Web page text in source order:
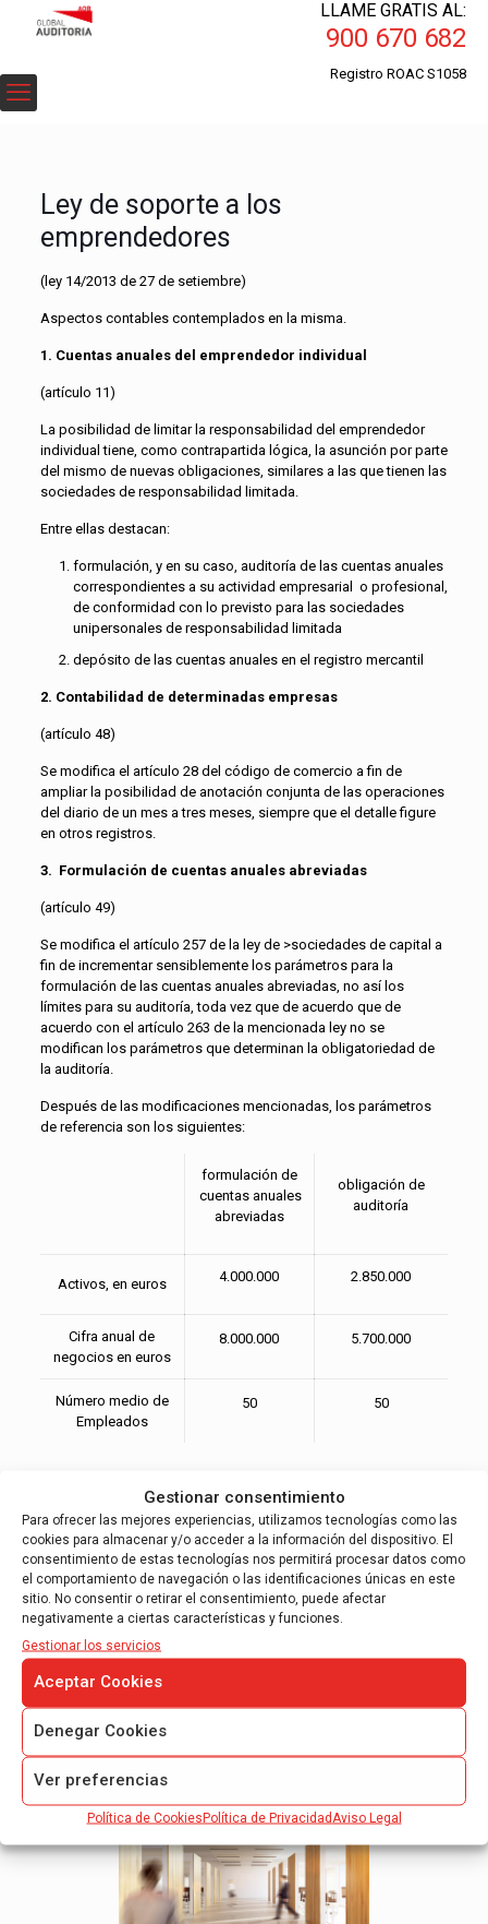
Gestionar consentimiento
Para ofrecer las mejores experiencias, utilizamos tecnologías como las
cookies para almacenar y/o acceder a la información del dispositivo. El
consentimiento de estas tecnologías nos permitirá procesar datos como
el comportamiento de navegación o las identificaciones únicas en este
sitio. No consentir o retirar el consentimiento, puede afectar
negativamente a ciertas características y funciones.
Gestionar los servicios
Aceptar Cookies
Denegar Cookies
Ver preferencias
Política de CookiesPolítica de Privacidad Aviso Legal
LLAME GRATIS AL:
900 670 682
Registro ROAC S1058
Ley de soporte a los
emprendedores
(ley 14/2013 de 27 de setiembre)
Aspectos contables contemplados en la misma.
1. Cuentas anuales del emprendedor individual
(artículo 11)
La posibilidad de limitar la responsabilidad del emprendedor
individual tiene, como contrapartida lógica, la asunción por parte
del mismo de nuevas obligaciones, similares a las que tienen las
sociedades de responsabilidad limitada.
Entre ellas destacan:
formulación, y en su caso, auditoría de las cuentas anuales
correspondientes a su actividad empresarial o profesional,
de conformidad con lo previsto para las sociedades
unipersonales de responsabilidad limitada
depósito de las cuentas anuales en el registro mercantil
2. Contabilidad de determinadas empresas
(artículo 48)
Se modifica el artículo 28 del código de comercio a fin de
ampliar la posibilidad de anotación conjunta de las operaciones
del diario de un mes a tres meses, siempre que el detalle figure
en otros registros.
3. Formulación de cuentas anuales abreviadas
(artículo 49)
Se modifica el artículo 257 de la ley de >sociedades de capital a
fin de incrementar sensiblemente los parámetros para la
formulación de las cuentas anuales abreviadas, no así los
límites para su auditoría, toda vez que de acuerdo que de
acuerdo con el artículo 263 de la mencionada ley no se
modifican los parámetros que determinan la obligatoriedad de
la auditoría.
Después de las modificaciones mencionadas, los parámetros
de referencia son los siguientes:
formulación de
cuentas anuales
abreviadas
obligación de
auditoría
Activos, en euros 4.000.000 2.850.000
Cifra anual de
negocios en euros
8.000.000 5.700.000
Número medio de
Empleados
50 50
Siguiendo la tendencia actual, para cambiar la situación de
cuentas anuales abreviadas a completas y viceversa, hace falta
que dos de los tres parámetros se mantengan durante dos
ejercicios consecutivos, (excepto en el año de constitución,
fusión o transformación).
Related posts